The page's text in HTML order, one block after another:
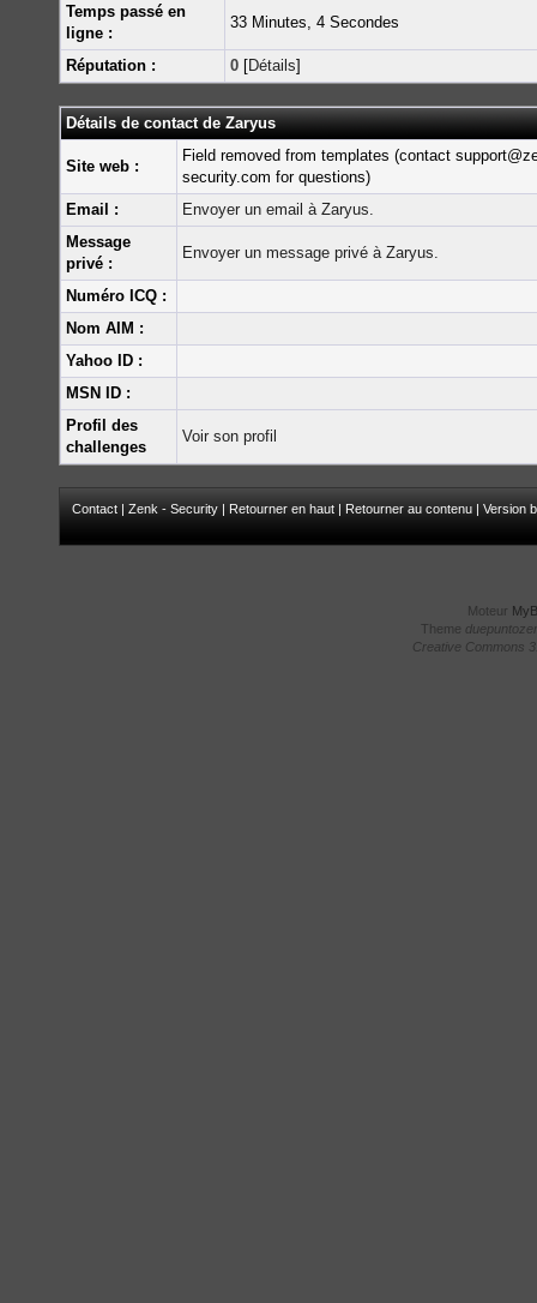
Temps passé en
ligne :
33 Minutes, 4 Secondes
Réputation : 0 [Détails]
Détails de contact de Zaryus
Site web :
Field removed from templates (contact
security.com for questions)
Email :
Envoyer un email à Zaryus.
Message
privé :
Envoyer un message privé à Zaryus.
Numéro ICQ :
Nom AIM :
Yahoo ID :
MSN ID :
Profil des
challenges
Voir son profil
Contact | Zenk - Security | Retourner en haut | Retourner au contenu | Version
Moteur
Theme
Creative Commons